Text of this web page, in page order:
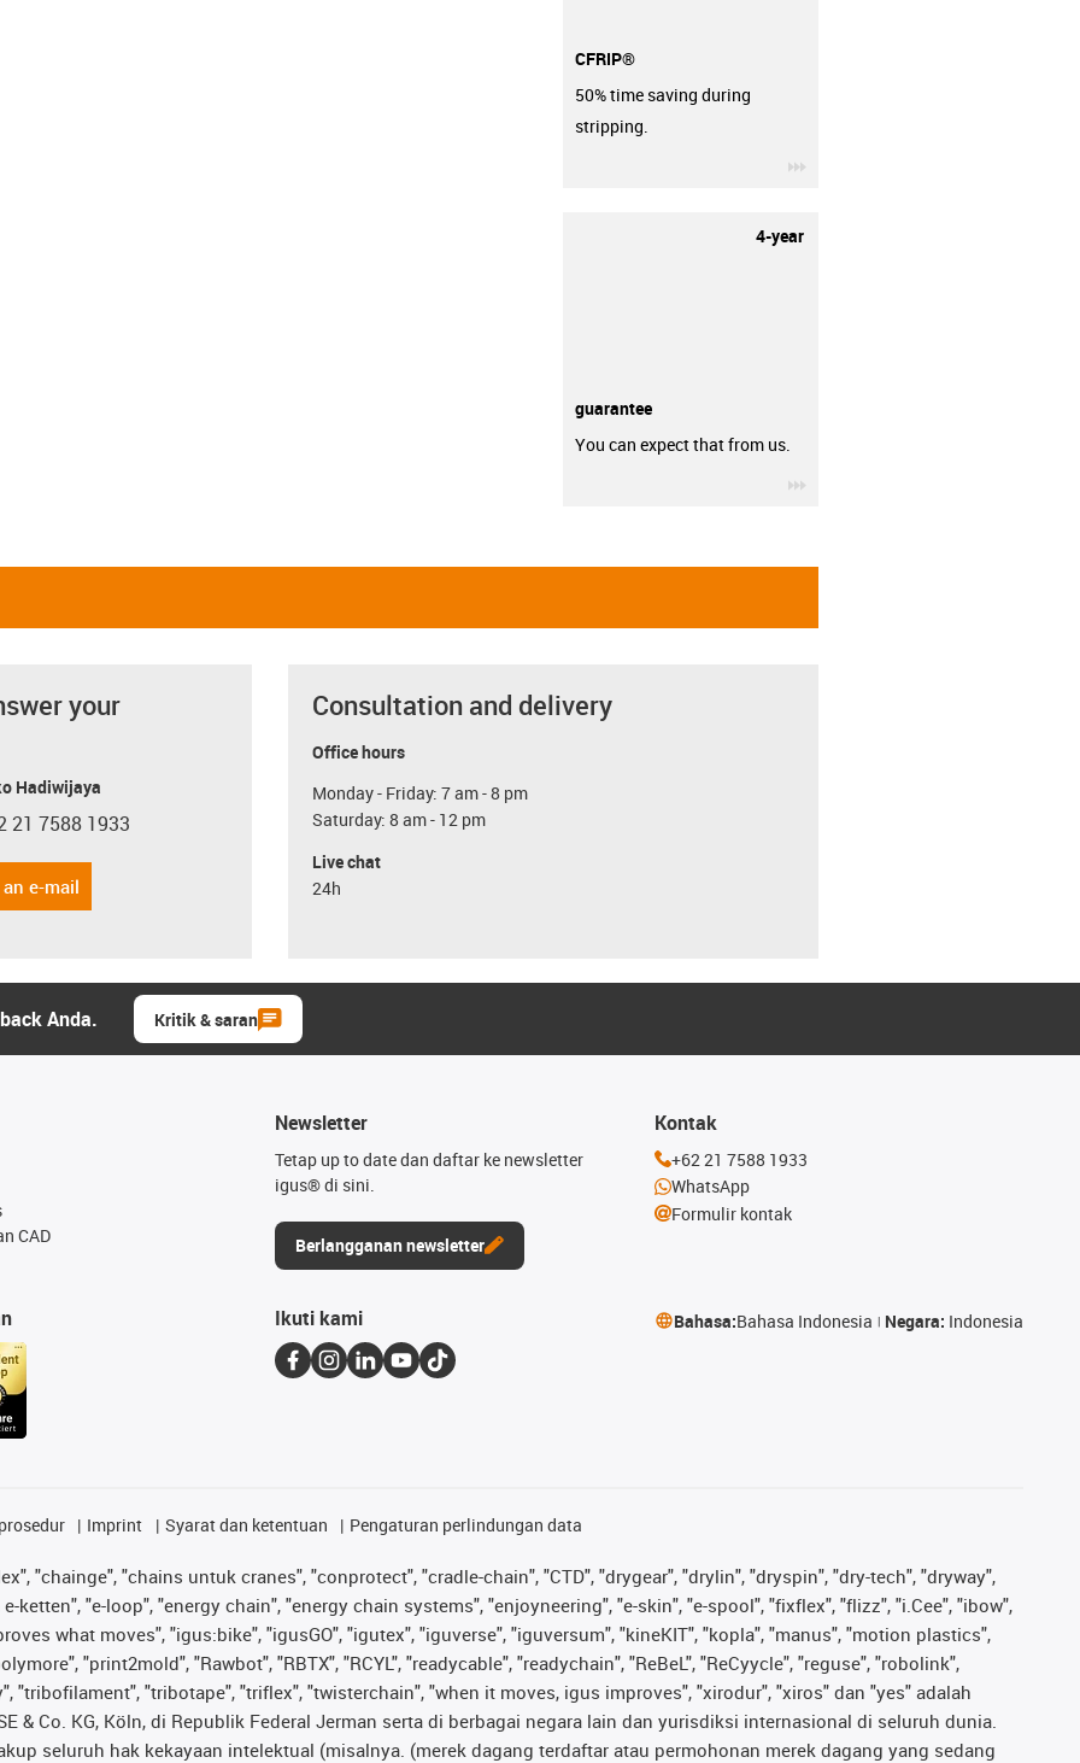
CFRIP®
50% time saving during
stripping.
4-year
guarantee
You can expect that from us.
your
Hadiwijaya
phone
21 7588 1933
e-mail
Consultation and delivery
Office hours
Monday - Friday: 7 am - 8 pm
Saturday: 8 am - 12 pm
Live chat
24h
Anda. Kritik & saran
CAD
Newsletter
Tetap up to date dan daftar ke newsletter
igus® di sini.
Berlangganan newsletter
Kontak
+62 21 7588 1933
WhatsApp
Formulir kontak
Ikuti kami Bahasa:Bahasa Indonesia Negara: Indonesia
Imprint Syarat dan ketentuan Pengaturan perlindungan data
"chainge", "chains untuk cranes", "conprotect", "cradle-chain", "CTD", "drygear", "drylin", "dryspin", "dry-tech", "dryway",
ketten", "e-loop", "energy chain", "energy chain systems", "enjoyneering", "e-skin", "e-spool", "fixflex", "flizz", "i.Cee", "ibow",
what moves", "igus:bike", "igusGO", "igutex", "iguverse", "iguversum", "kineKIT", "kopla", "manus", "motion plastics",
"print2mold", "Rawbot", "RBTX", "RCYL", "readycable", "readychain", "ReBeL", "ReCyycle", "reguse", "robolink",
"tribofilament", "tribotape", "triflex", "twisterchain", "when it moves, igus improves", "xirodur", "xiros" dan "yes" adalah
Co. KG, Köln, di Republik Federal Jerman serta di berbagai negara lain dan yurisdiksi internasional di seluruh dunia.
seluruh hak kekayaan intelektual (misalnya. (merek dagang terdaftar atau permohonan merek dagang yang sedang